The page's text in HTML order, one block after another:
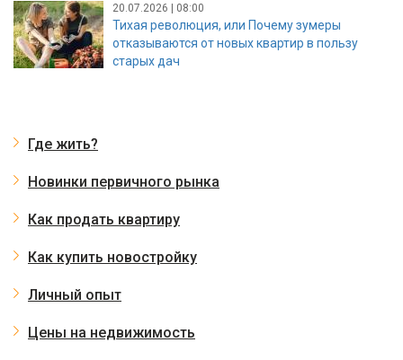
20.07.2026 | 08:00
Тихая революция, или Почему зумеры
отказываются от новых квартир в пользу
старых дач
Где жить?
Новинки первичного рынка
Как продать квартиру
Как купить новостройку
Личный опыт
Цены на недвижимость